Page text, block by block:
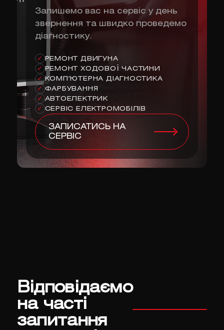
Запишемо вас на сервіс у день
звернення та швидко проведемо
діагностику.
✓ РЕМОНТ ДВИГУНА
✓ РЕМОНТ ХОДОВОЇ ЧАСТИНИ
✓ КОМП'ЮТЕРНА ДІАГНОСТИКА
✓ ФАРБУВАННЯ
✓ АВТОЕЛЕКТРИК
✓ СЕРВІС ЕЛЕКТРОМОБІЛІВ
ЗАПИСАТИСЬ НА
СЕРВІС
Відповідаємо
на часті
запитання